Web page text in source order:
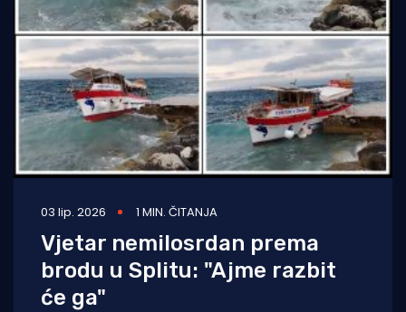
03 lip. 2026 1 MIN. ČITANJA
Vjetar nemilosrdan prema
brodu u Splitu: "Ajme razbit
će ga"